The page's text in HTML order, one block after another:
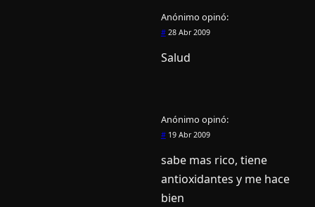
Anónimo opinó:
#28 Abr 2009
Salud
Anónimo opinó:
#19 Abr 2009
sabe mas rico, tiene
antioxidantes y me hace
bien